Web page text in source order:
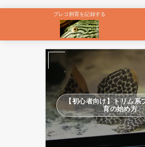
プレコ飼育を記録する
【初心者向け】トリム系
育の始め方